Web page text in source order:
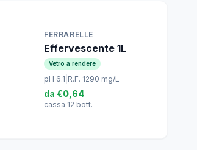
FERRARELLE
Effervescente 1L
Vetro a rendere
pH 6.1 R.F. 1290 mg/L
da €0,64
cassa 12 bott.